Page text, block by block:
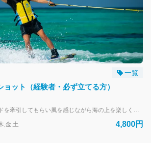
一覧
ョット（経験者・必ず立てる方）
ジェットスキーにボードを牽引してもらい風を感じながら海の上を楽しく滑ろう！ 条件：10歳以上・経験者・必ず立てる方 --- リザンシーパークホテル谷茶ベイにお泊まりのお客様専用の予約フォームです。 外来のお客様は、当日直接受付にお越しください。
,金,土 4,800円